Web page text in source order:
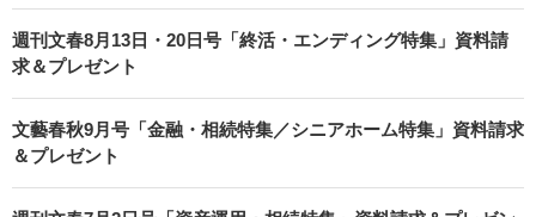
週刊文春8月13日・20日号「終活・エンディング特集」資料請
求＆プレゼント
文藝春秋9月号「金融・相続特集／シニアホーム特集」資料請求
＆プレゼント